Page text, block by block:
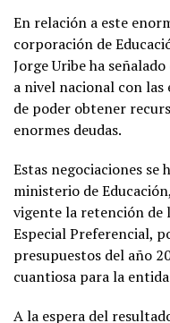
En relación a este
corporación de
Jorge Uribe ha
a nivel nacional con las
de poder obtener
enormes deudas.
Estas negociaciones se
ministerio de
vigente la retención de
Especial Preferencial,
presupuestos del año
cuantiosa para la
A la espera del